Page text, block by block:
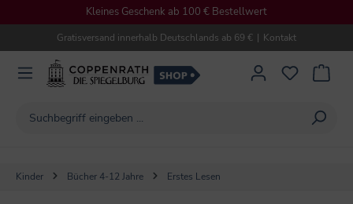
Kleines Geschenk ab 100 € Bestellwert
Gratisversand innerhalb Deutschlands ab 69 € | Kontakt
Kinder Bücher 4-12 Jahre Erstes Lesen